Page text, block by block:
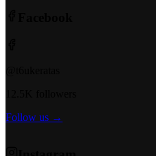
Follow us →